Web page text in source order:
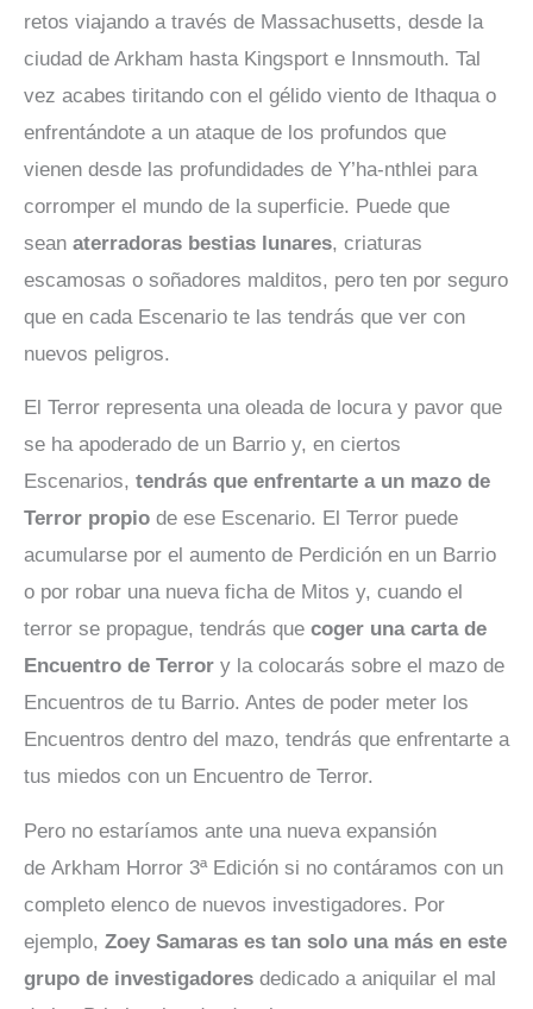
retos viajando a través de Massachusetts, desde la
ciudad de Arkham hasta Kingsport e Innsmouth. Tal
vez acabes tiritando con el gélido viento de Ithaqua o
enfrentándote a un ataque de los profundos que
vienen desde las profundidades de Y’ha-nthlei para
corromper el mundo de la superficie. Puede que
sean aterradoras bestias lunares, criaturas
escamosas o soñadores malditos, pero ten por seguro
que en cada Escenario te las tendrás que ver con
nuevos peligros.
El Terror representa una oleada de locura y pavor que
se ha apoderado de un Barrio y, en ciertos
Escenarios, tendrás que enfrentarte a un mazo de
Terror propio de ese Escenario. El Terror puede
acumularse por el aumento de Perdición en un Barrio
o por robar una nueva ficha de Mitos y, cuando el
terror se propague, tendrás que coger una carta de
Encuentro de Terror y la colocarás sobre el mazo de
Encuentros de tu Barrio. Antes de poder meter los
Encuentros dentro del mazo, tendrás que enfrentarte a
tus miedos con un Encuentro de Terror.
Pero no estaríamos ante una nueva expansión
de Arkham Horror 3ª Edición si no contáramos con un
completo elenco de nuevos investigadores. Por
ejemplo, Zoey Samaras es tan solo una más en este
grupo de investigadores dedicado a aniquilar el mal